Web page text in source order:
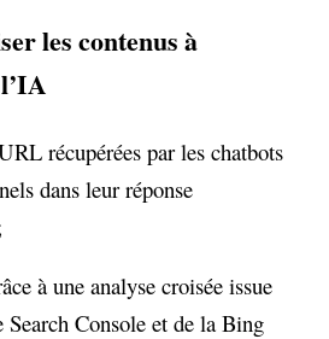
les contenus à
récupérées par les chatbots
dans leur réponse
à une analyse croisée issue
Search Console et de la Bing